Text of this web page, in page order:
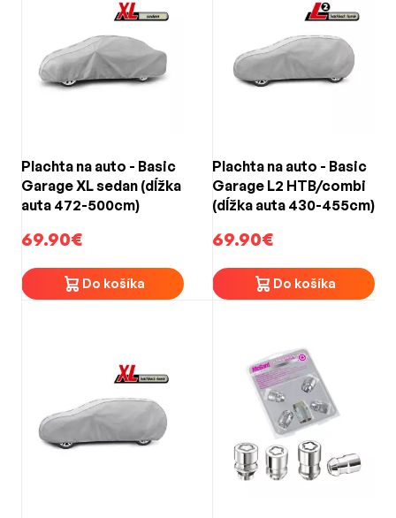
Plachta na auto - Basic
Garage XL sedan (dĺžka
auta 472-500cm)
69.90€
Do košíka
Plachta na auto - Basic
Garage L2 HTB/combi
(dĺžka auta 430-455cm)
69.90€
Do košíka